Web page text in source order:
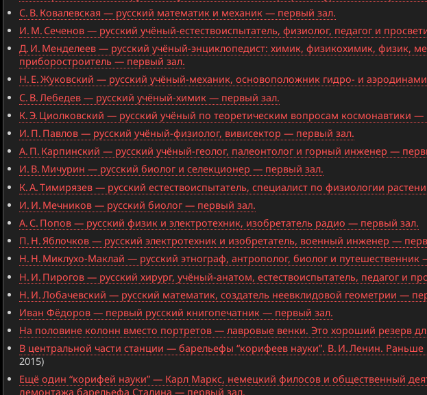
С. В. Ковалевская — русский математик и механик — первый зал.
И. М. Сеченов — русский учёный-естествоиспытатель, физиолог, педагог и
Д. И. Менделеев — русский учёный-энциклопедист: химик, физикохимик, физик,
приборостроитель — первый зал.
Н. Е. Жуковский — русский учёный-механик, основоположник гидро- и
С. В. Лебедев — русский учёный-химик — первый зал.
К. Э. Циолковский — русский учёный по теоретическим вопросам космонавтики —
И. П. Павлов — русский учёный-физиолог, вивисектор — первый зал.
А. П. Карпинский — русский учёный-геолог, палеонтолог и горный инженер —
И. В. Мичурин — русский биолог и селекционер — первый зал.
К. А. Тимирязев — русский естествоиспытатель, специалист по физиологии
И. И. Мечников — русский биолог — первый зал.
А. С. Попов — русский физик и электротехник, изобретатель радио — первый зал.
П. Н. Яблочков — русский электротехник и изобретатель, военный инженер —
Н. Н. Миклухо-Маклай — русский этнограф, антрополог, биолог и путешественник
Н. И. Пирогов — русский хирург, учёный-анатом, естествоиспытатель, педагог и
Н. И. Лобачевский — русский математик, создатель неевклидовой геометрии —
Иван Фёдоров — первый русский книгопечатник — первый зал.
На половине колонн вместо портретов — лавровые венки. Это хороший резерв
В центральной части станции — барельефы “корифеев науки”. В. И. Ленин.
2015)
Ещё один “корифей науки” — Карл Маркс, немецкий филосов и общественный
демонтажа барельефа Сталина — первый зал.